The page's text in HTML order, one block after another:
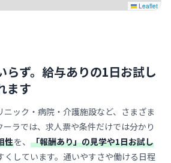
Leaflet
ず。 給与ありの1日お試し
ます
ック・病院・介護施設など、さまざま
ラでは、求人票や条件だけでは分かり
性を、 「報酬あり」の見学や1日お試し
くしています。通いやすさや働ける日程